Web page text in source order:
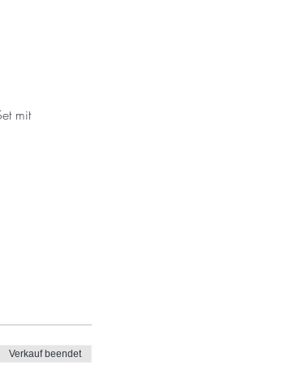
mit
Verkauf beendet